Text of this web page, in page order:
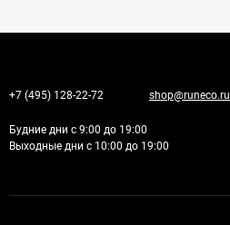
+7 (495) 128-22-72 shop@runeco.ru
Будние дни с 9:00 до 19:00
Выходные дни с 10:00 до 19:00